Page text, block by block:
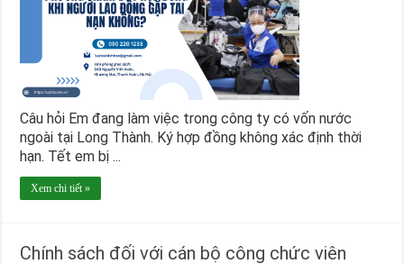
Câu hỏi Em đang làm việc trong công ty có vốn nước
ngoài tại Long Thành. Ký hợp đồng không xác định thời
hạn. Tết em bị ...
Xem chi tiết »
Chính sách đối với cán bộ công chức viên